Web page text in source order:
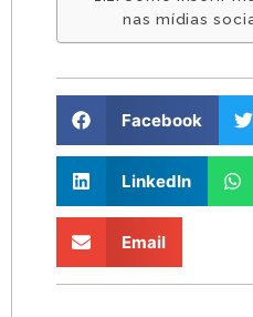
nas mídias
Facebook
LinkedIn
Email